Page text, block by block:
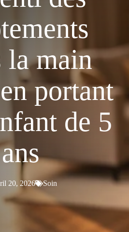
la main
portant
de 5
ans
20, 2026 Soin